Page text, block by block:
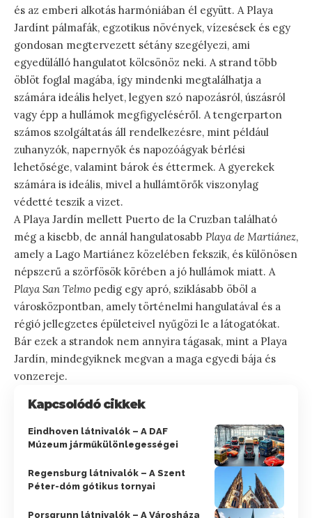
és az emberi alkotás harmóniában él együtt. A Playa
Jardínt pálmafák, egzotikus növények, vízesések és egy
gondosan megtervezett sétány szegélyezi, ami
egyedülálló hangulatot kölcsönöz neki. A strand több
öblöt foglal magába, így mindenki megtalálhatja a
számára ideális helyet, legyen szó napozásról, úszásról
vagy épp a hullámok megfigyeléséről. A tengerparton
számos szolgáltatás áll rendelkezésre, mint például
zuhanyzók, napernyők és napozóágyak bérlési
lehetősége, valamint bárok és éttermek. A gyerekek
számára is ideális, mivel a hullámtörők viszonylag
védetté teszik a vizet.
A Playa Jardín mellett Puerto de la Cruzban található
még a kisebb, de annál hangulatosabb Playa de Martiánez,
amely a Lago Martiánez közelében fekszik, és különösen
népszerű a szörfösök körében a jó hullámok miatt. A
Playa San Telmo pedig egy apró, sziklásabb öböl a
városközpontban, amely történelmi hangulatával és a
régió jellegzetes épületeivel nyűgözi le a látogatókat.
Bár ezek a strandok nem annyira tágasak, mint a Playa
Jardín, mindegyiknek megvan a maga egyedi bája és
vonzereje.
Kapcsolódó cikkek
Eindhoven látnivalók – A DAF
Múzeum járműkülönlegességei
Regensburg látnivalók – A Szent
Péter-dóm gótikus tornyai
Porsgrunn látnivalók – A Városháza